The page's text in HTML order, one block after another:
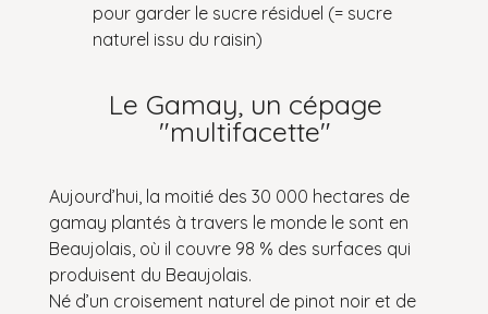
pour garder le sucre résiduel (= sucre
naturel issu du raisin)
Le Gamay, un cépage
"multifacette"
Aujourd’hui, la moitié des 30 000 hectares de
gamay plantés à travers le monde le sont en
Beaujolais, où il couvre 98 % des surfaces qui
produisent du Beaujolais.
Né d’un croisement naturel de pinot noir et de